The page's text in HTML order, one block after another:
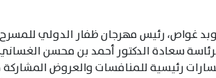
غواص، رئيس مهرجان ظفار الدولي
برئاسة سعادة الدكتور أحمد بن محسن
مسارات رئيسية للمنافسات والعروض